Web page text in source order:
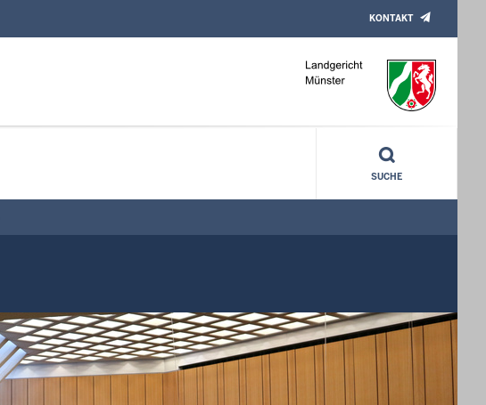
KONTAKT
SUCHE